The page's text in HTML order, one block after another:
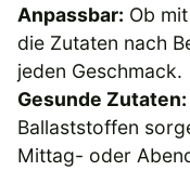
Anpassbar: Ob
die Zutaten nach
jeden Geschmack.
Gesunde Zutaten:
Ballaststoffen
Mittag- oder